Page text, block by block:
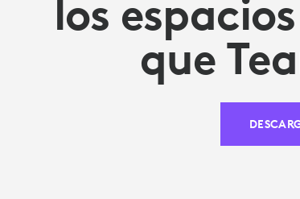
los
que